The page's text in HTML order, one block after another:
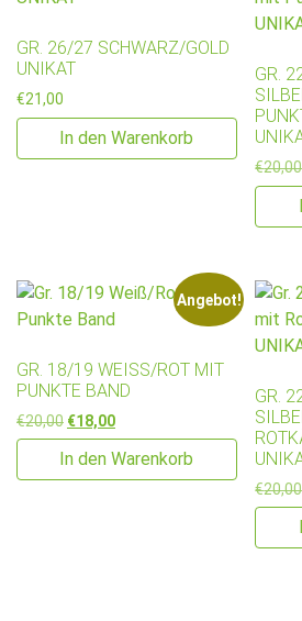
GR. 26/27 SCHWARZ/GOLD
UNIKAT
€21,00
In den Warenkorb
GR.
€20,00
Angebot!
GR. 18/19 WEISS/ROT MIT P
UNKTE BAND
€20,00 Ursprünglicher Preis war: €20,00
€18,00Aktueller Preis ist: €18,00.
In den Warenkorb
GR.
€20,00